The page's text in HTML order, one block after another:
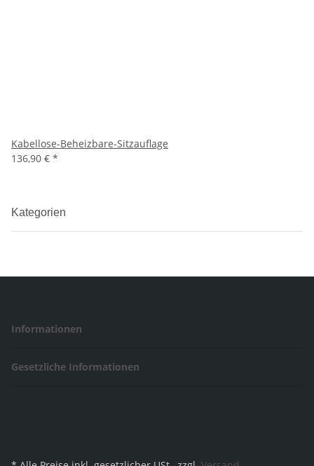
Kabellose-Beheizbare-Sitzauflage
136,90 € *
Kategorien
Informationen
Gesetzliche Informationen